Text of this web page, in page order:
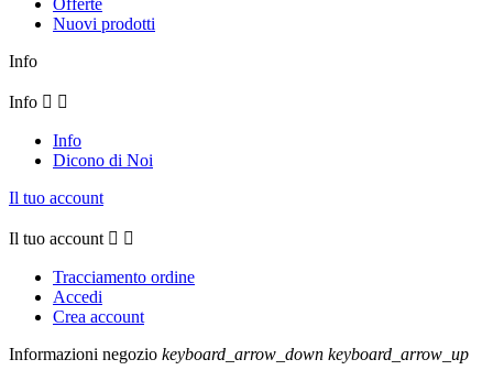
Offerte
Nuovi prodotti
Info
Info  
Info
Dicono di Noi
Il tuo account
Il tuo account  
Tracciamento ordine
Accedi
Crea account
Informazioni negozio keyboard_arrow_down keyboard_arrow_up